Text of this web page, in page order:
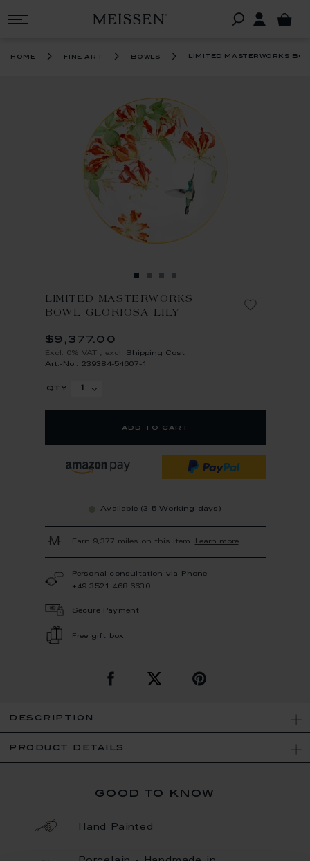
home fine art bowls limited masterworks
LIMITED MASTERWORKS
BOWL GLORIOSA LILY
$9,377.00
Excl. 0% VAT excl. Shipping Cost
Art.-No.: 239384-54607-1
qty
add to cart
Available (3-5 Working days)
Earn 9,377 miles on this item. Learn more
Personal consultation via Phone
+49 3521 468 6630
Secure Payment
Free gift box
description
product details
good to know
Hand Painted